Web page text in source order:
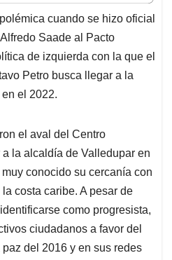
e
a
d
s
cuando se hizo oficial
Saade al Pacto
de izquierda con la que el
Petro busca llegar a la
el 2022.
el aval del Centro
la alcaldía de Valledupar en
conocido su cercanía con
costa caribe. A pesar de
como progresista,
ciudadanos a favor del
del 2016 y en sus redes